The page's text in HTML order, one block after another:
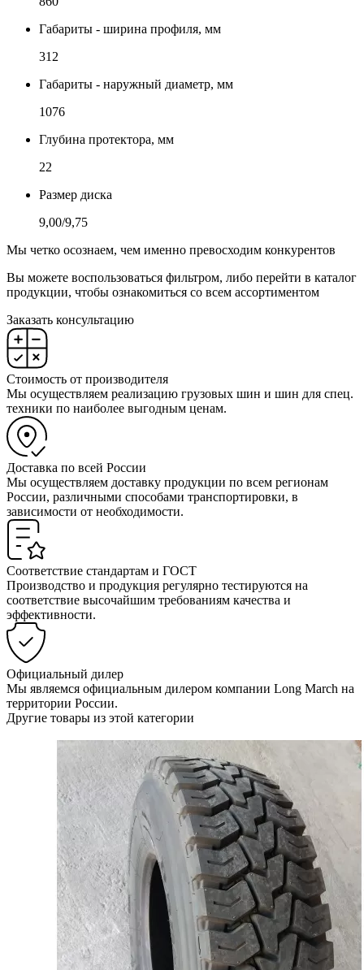
Габариты - ширина профиля, мм
312
Габариты - наружный диаметр, мм
1076
Глубина протектора, мм
22
Размер диска
9,00/9,75
Мы четко осознаем, чем именно превосходим конкурентов
Вы можете воспользоваться фильтром, либо перейти в каталог
продукции, чтобы ознакомиться со всем ассортиментом
Заказать консультацию
Стоимость от производителя
Мы осуществляем реализацию грузовых шин и шин для спец.
техники по наиболее выгодным ценам.
Доставка по всей России
Мы осуществляем доставку продукции по всем регионам
России, различными способами транспортировки, в
зависимости от необходимости.
Соответствие стандартам и ГОСТ
Производство и продукция регулярно тестируются на
соответствие высочайшим требованиям качества и
эффективности.
Официальный дилер
Мы являемся официальным дилером компании Long March на
территории России.
Другие товары из этой категории